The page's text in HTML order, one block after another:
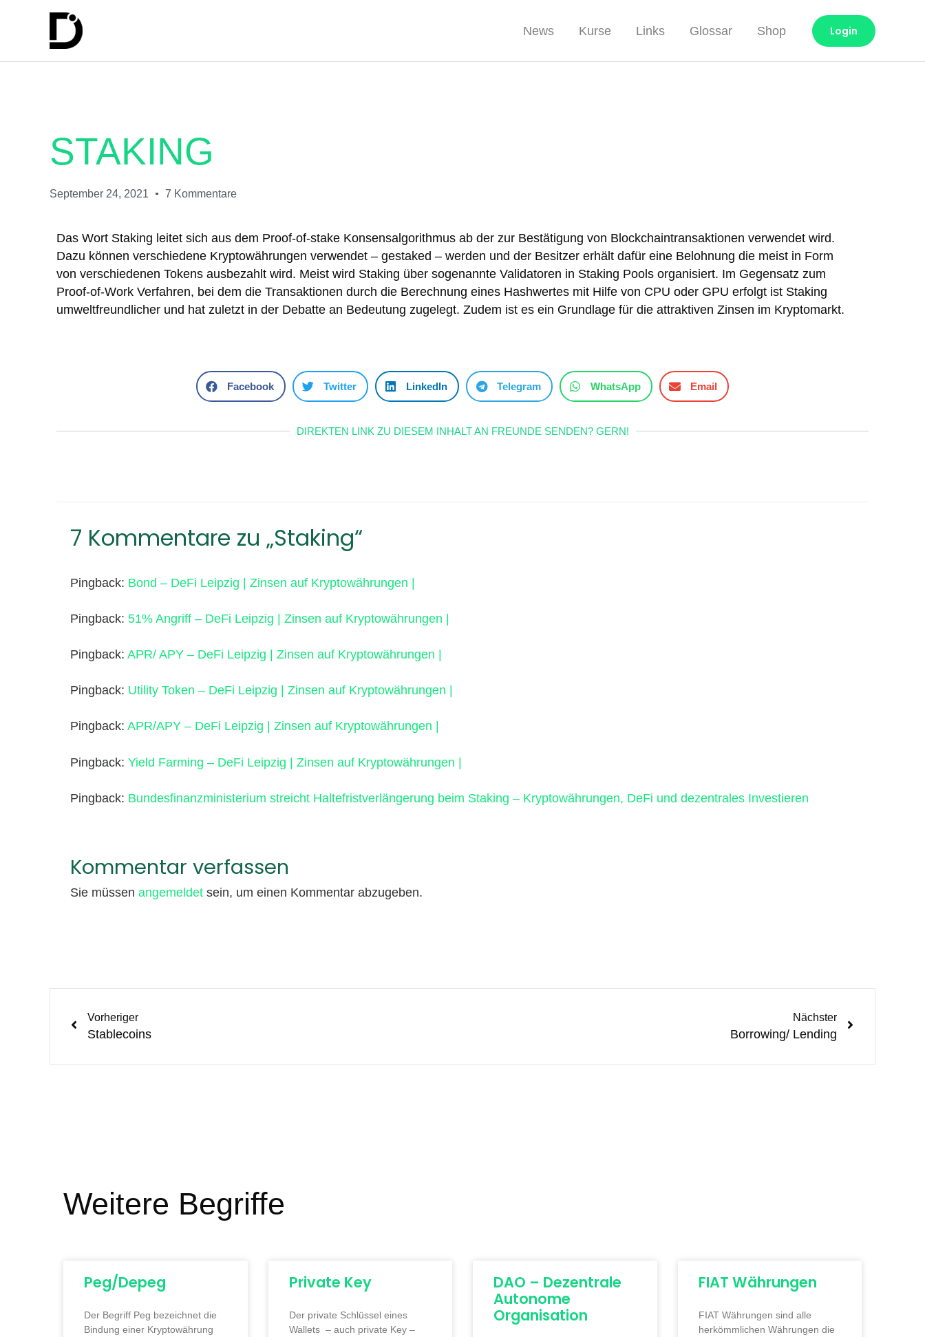
News Kurse Links Glossar Shop Login
STAKING
September 24, 2021 7 Kommentare
Das Wort Staking leitet sich aus dem Proof-of-stake Konsensalgorithmus ab der zur Bestätigung von Blockchaintransaktionen verwendet wird.
Dazu können verschiedene Kryptowährungen verwendet – gestaked – werden und der Besitzer erhält dafür eine Belohnung die meist in Form
von verschiedenen Tokens ausbezahlt wird. Meist wird Staking über sogenannte Validatoren in Staking Pools organisiert. Im Gegensatz zum
Proof-of-Work Verfahren, bei dem die Transaktionen durch die Berechnung eines Hashwertes mit Hilfe von CPU oder GPU erfolgt ist Staking
umweltfreundlicher und hat zuletzt in der Debatte an Bedeutung zugelegt. Zudem ist es ein Grundlage für die attraktiven Zinsen im Kryptomarkt.
Facebook Twitter LinkedIn Telegram WhatsApp Email
DIREKTEN LINK ZU DIESEM INHALT AN FREUNDE SENDEN? GERN!
7 Kommentare zu „Staking“
Pingback: Bond – DeFi Leipzig | Zinsen auf Kryptowährungen |
Pingback: 51% Angriff – DeFi Leipzig | Zinsen auf Kryptowährungen |
Pingback: APR/ APY – DeFi Leipzig | Zinsen auf Kryptowährungen |
Pingback: Utility Token – DeFi Leipzig | Zinsen auf Kryptowährungen |
Pingback: APR/APY – DeFi Leipzig | Zinsen auf Kryptowährungen |
Pingback: Yield Farming – DeFi Leipzig | Zinsen auf Kryptowährungen |
Pingback: Bundesfinanzministerium streicht Haltefristverlängerung beim Staking – Kryptowährungen, DeFi und dezentrales Investieren
Kommentar verfassen
Sie müssen angemeldet sein, um einen Kommentar abzugeben.
Vorheriger
Stablecoins
Nächster
Borrowing/ Lending
Weitere Begriffe
Peg/Depeg
Der Begriff Peg bezeichnet die
Bindung einer Kryptowährung
Private Key
Der private Schlüssel eines
Wallets – auch private Key –
DAO – Dezentrale
Autonome
Organisation
FIAT Währungen
FIAT Währungen sind alle
herkömmlichen Währungen die